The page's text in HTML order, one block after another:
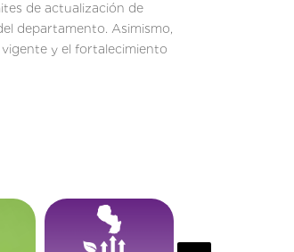
de actualización de
departamento. Asimismo,
y el fortalecimiento